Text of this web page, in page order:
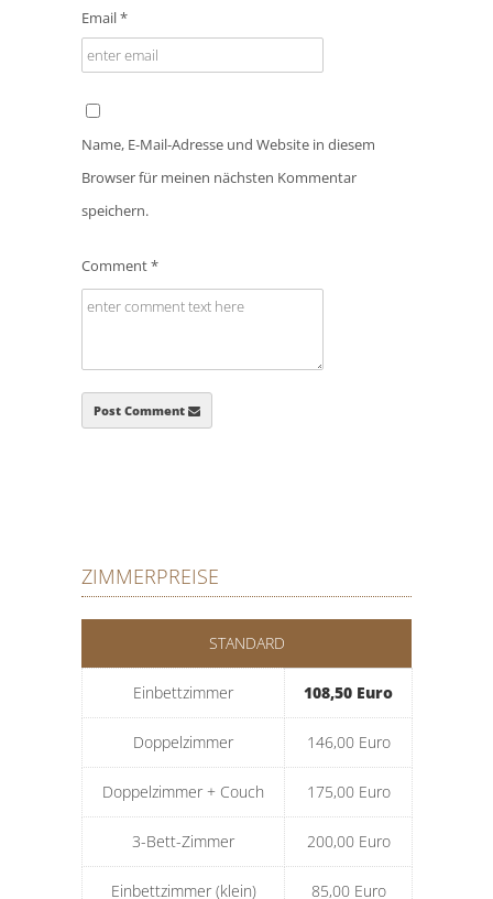
Email *
Name, E-Mail-Adresse und Website in diesem
Browser für meinen nächsten Kommentar
speichern.
Comment *
Post Comment
ZIMMERPREISE
STANDARD
Einbettzimmer 108,50 Euro
Doppelzimmer 146,00 Euro
Doppelzimmer + Couch 175,00 Euro
3-Bett-Zimmer 200,00 Euro
Einbettzimmer (klein) 85,00 Euro